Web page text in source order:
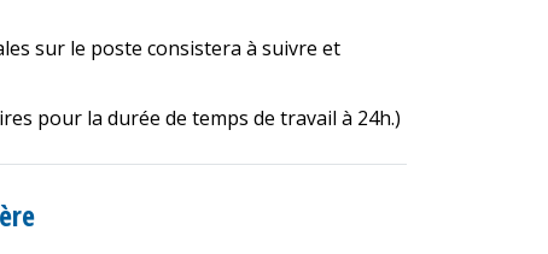
sur le poste consistera à suivre et
pour la durée de temps de travail à 24h.)